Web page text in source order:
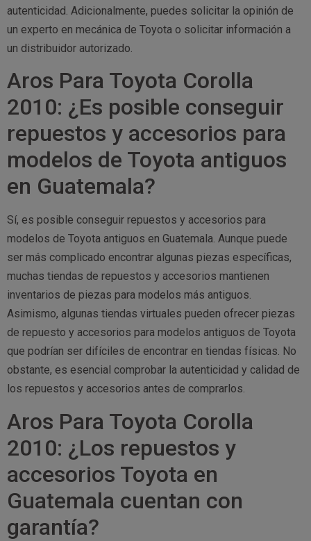
autenticidad. Adicionalmente, puedes solicitar la opinión de
un experto en mecánica de Toyota o solicitar información a
un distribuidor autorizado.
Aros Para Toyota Corolla
2010: ¿Es posible conseguir
repuestos y accesorios para
modelos de Toyota antiguos
en Guatemala?
Sí, es posible conseguir repuestos y accesorios para
modelos de Toyota antiguos en Guatemala. Aunque puede
ser más complicado encontrar algunas piezas específicas,
muchas tiendas de repuestos y accesorios mantienen
inventarios de piezas para modelos más antiguos.
Asimismo, algunas tiendas virtuales pueden ofrecer piezas
de repuesto y accesorios para modelos antiguos de Toyota
que podrían ser difíciles de encontrar en tiendas físicas. No
obstante, es esencial comprobar la autenticidad y calidad de
los repuestos y accesorios antes de comprarlos.
Aros Para Toyota Corolla
2010: ¿Los repuestos y
accesorios Toyota en
Guatemala cuentan con
garantía?